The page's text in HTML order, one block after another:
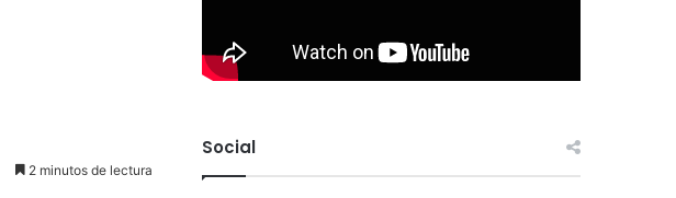
2 minutos de lectura
Social